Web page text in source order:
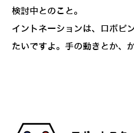
検討中とのこと。
イントネーションは、ロボ
たいですよ。手の動きとか、